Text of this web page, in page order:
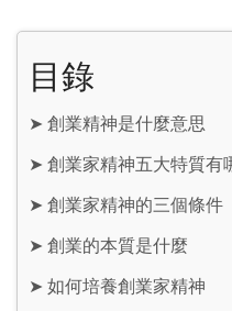
目錄
➤ 創業精神是什麼意思
➤ 創業家精神五大特質有
➤ 創業家精神的三個條件
➤ 創業的本質是什麼
➤ 如何培養創業家精神